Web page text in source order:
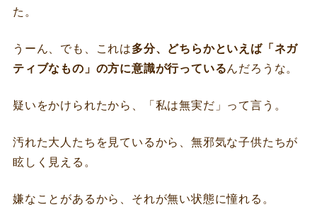
た。
うーん、でも、これは多分、どちらかといえば「ネガ
ティブなもの」の方に意識が行っているんだろうな。
疑いをかけられたから、「私は無実だ」って言う。
汚れた大人たちを見ているから、無邪気な子供たちが
眩しく見える。
嫌なことがあるから、それが無い状態に憧れる。